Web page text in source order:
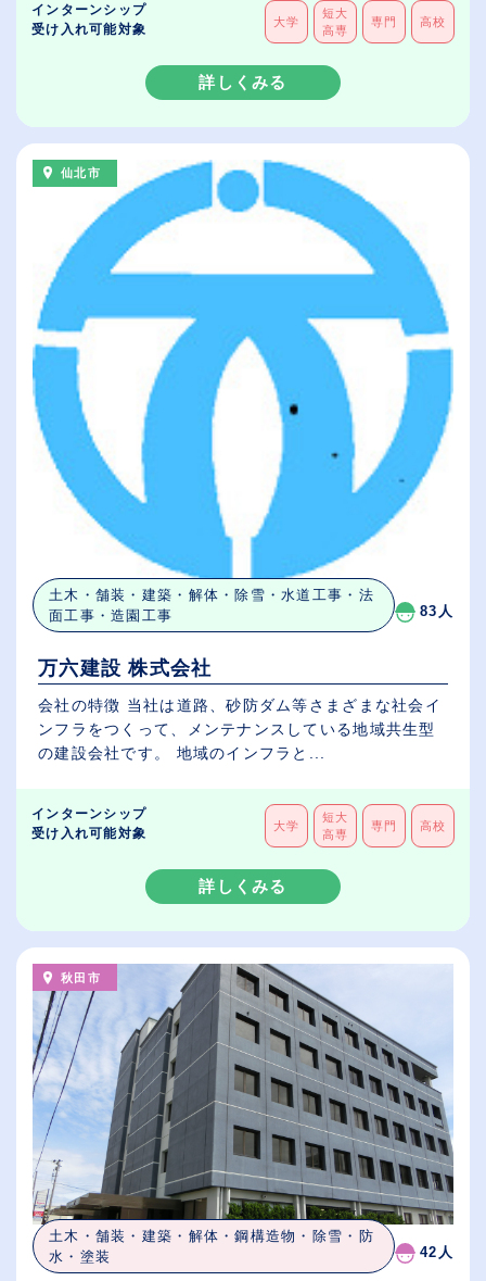
インターンシップ
受け入れ可能対象
大学
短大
高専
専門 高校
詳しくみる
仙北市
土木・舗装・建築・解体・除雪・水道工事・法
面工事・造園工事
83人
万六建設 株式会社
会社の特徴 当社は道路、砂防ダム等さまざまな社会イ
ンフラをつくって、メンテナンスしている地域共生型
の建設会社です。 地域のインフラと...
インターンシップ
受け入れ可能対象
大学
短大
高専
専門 高校
詳しくみる
秋田市
土木・舗装・建築・解体・鋼構造物・除雪・防
水・塗装
42人